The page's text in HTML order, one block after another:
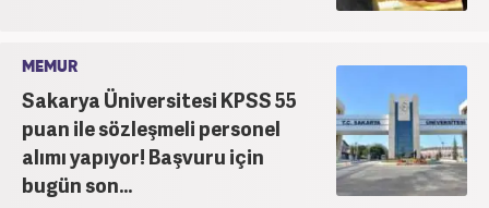
MEMUR
Sakarya Üniversitesi KPSS 55
puan ile sözleşmeli personel
alımı yapıyor! Başvuru için
bugün son...